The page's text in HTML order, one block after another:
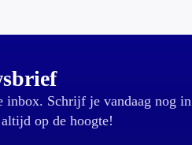
inbox. Schrijf je vandaag nog in
op de hoogte!